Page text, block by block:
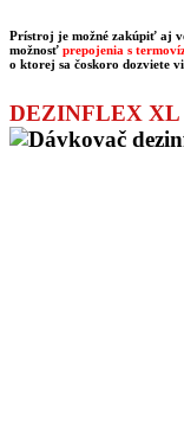
Prístroj je možné zakúpiť aj
možnosť prepojenia s
o ktorej sa čoskoro dozviete
DEZINFLEX XL